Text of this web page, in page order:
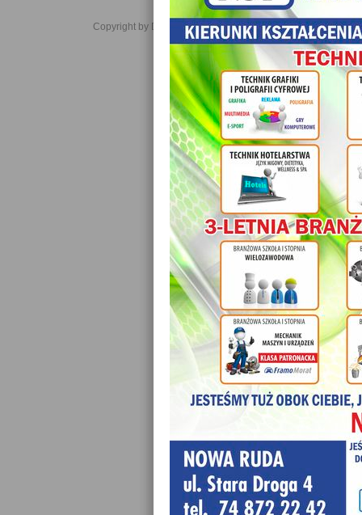
Copyright by Daniel JabĹoĹski 2006-2021. All rights